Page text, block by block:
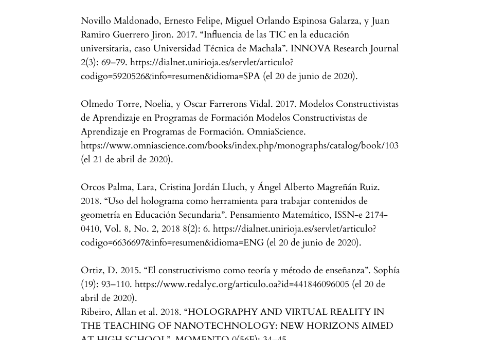
Novillo Maldonado, Ernesto Felipe, Miguel Orlando Espinosa Galarza, y Juan
Ramiro Guerrero Jiron. 2017. “Influencia de las TIC en la educación
universitaria, caso Universidad Técnica de Machala”. INNOVA Research Journal
2(3): 69–79. https://dialnet.unirioja.es/servlet/articulo?
codigo=5920526&info=resumen&idioma=SPA (el 20 de junio de 2020).
Olmedo Torre, Noelia, y Oscar Farrerons Vidal. 2017. Modelos Constructivistas
de Aprendizaje en Programas de Formación Modelos Constructivistas de
Aprendizaje en Programas de Formación. OmniaScience.
https://www.omniascience.com/books/index.php/monographs/catalog/book/103
(el 21 de abril de 2020).
Orcos Palma, Lara, Cristina Jordán Lluch, y Ángel Alberto Magreñán Ruiz.
2018. “Uso del holograma como herramienta para trabajar contenidos de
geometría en Educación Secundaria”. Pensamiento Matemático, ISSN-e 2174-
0410, Vol. 8, No. 2, 2018 8(2): 6. https://dialnet.unirioja.es/servlet/articulo?
codigo=6636697&info=resumen&idioma=ENG (el 20 de junio de 2020).
Ortiz, D. 2015. “El constructivismo como teoría y método de enseñanza”. Sophía
(19): 93–110. https://www.redalyc.org/articulo.oa?id=441846096005 (el 20 de
abril de 2020).
Ribeiro, Allan et al. 2018. “HOLOGRAPHY AND VIRTUAL REALITY IN
THE TEACHING OF NANOTECHNOLOGY: NEW HORIZONS AIMED